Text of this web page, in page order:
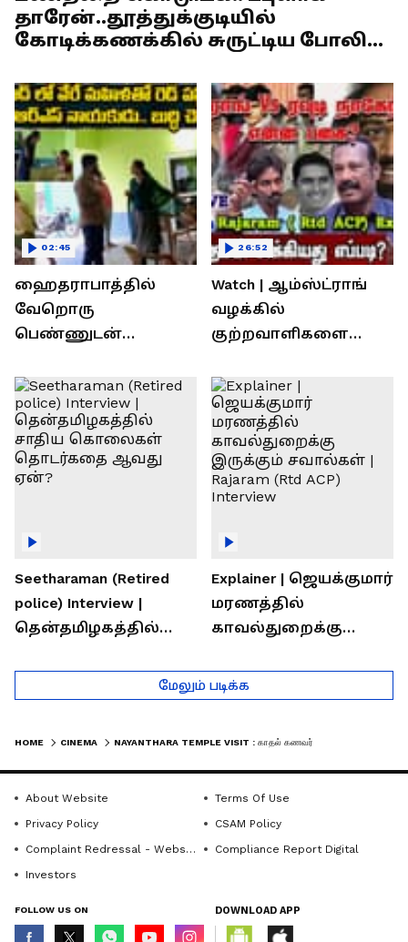
தாரேன்..தூத்துக்குடியில்
கோடிக்கணக்கில் சுருட்டிய போலி
ஹைதராபாத்தில்
வேறொரு
பெண்ணுடன்
தலைவரை மடக்கி
பிடித்த மனைவி
02:45
Watch | ஆம்ஸ்ட்ராங்
வழக்கில்
குற்றவாளிகளை
காவல்துறை? / Rajaram
Rtd ACP Interview
26:52
Seetharaman (Retired
police) Interview |
தென்தமிழகத்தில்
தொடர்கதை ஆவது
ஏன்?
Explainer | ஜெயக்குமார்
மரணத்தில்
காவல்துறைக்கு
Rajaram (Rtd ACP)
Interview
மேலும் படிக்க
HOME CINEMA
About Website
Terms Of Use
Privacy Policy
CSAM Policy
Complaint Redressal - Website
Compliance Report Digital
Investors
FOLLOW US ON DOWNLOAD APP